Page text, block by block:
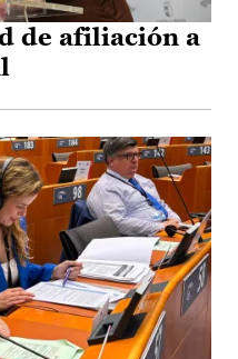
de afiliación a